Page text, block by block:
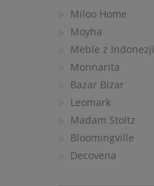
Miloo Home
Moyha
Meble z Indonezji
Monnarita
Bazar Bizar
Leomark
Madam Stoltz
Bloomingville
Decovena